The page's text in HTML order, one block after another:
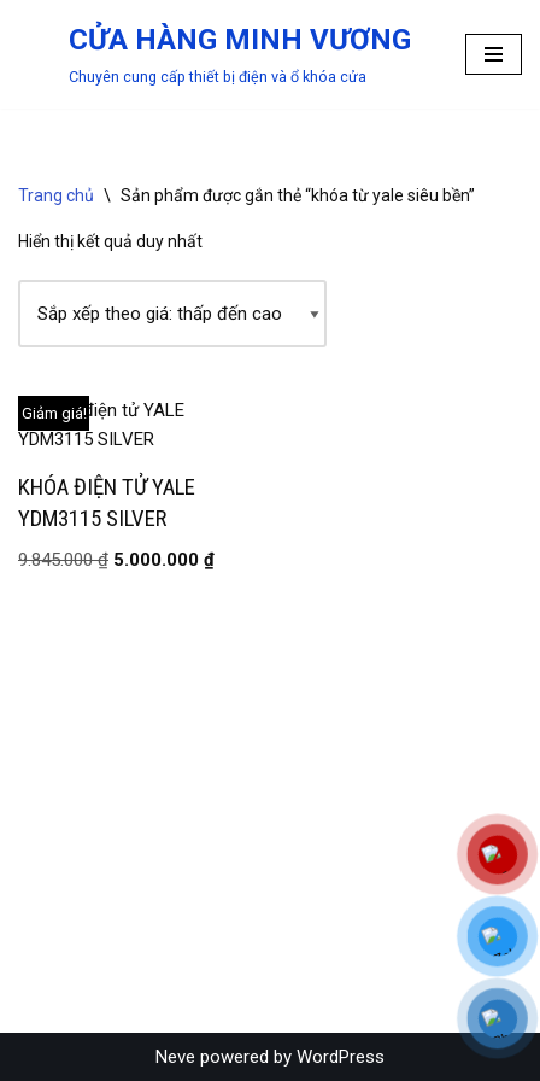
CỬA HÀNG MINH VƯƠNG
Chuyên cung cấp thiết bị điện và ổ khóa cửa
Trang chủ \ Sản phẩm được gắn thẻ “khóa từ yale siêu bền”
Hiển thị kết quả duy nhất
Giảm giá!
KHÓA ĐIỆN TỬ YALE
YDM3115 SILVER
9.845.000₫ 5.000.000 ₫
Neve powered by WordPress